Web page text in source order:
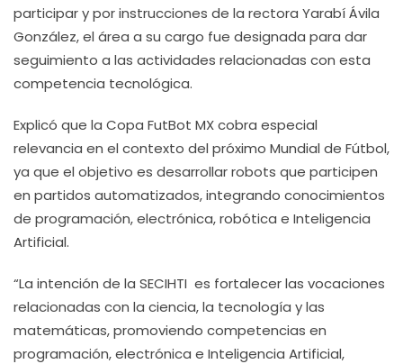
participar y por instrucciones de la rectora Yarabí Ávila
González, el área a su cargo fue designada para dar
seguimiento a las actividades relacionadas con esta
competencia tecnológica.
Explicó que la Copa FutBot MX cobra especial
relevancia en el contexto del próximo Mundial de Fútbol,
ya que el objetivo es desarrollar robots que participen
en partidos automatizados, integrando conocimientos
de programación, electrónica, robótica e Inteligencia
Artificial.
“La intención de la SECIHTI es fortalecer las vocaciones
relacionadas con la ciencia, la tecnología y las
matemáticas, promoviendo competencias en
programación, electrónica e Inteligencia Artificial,